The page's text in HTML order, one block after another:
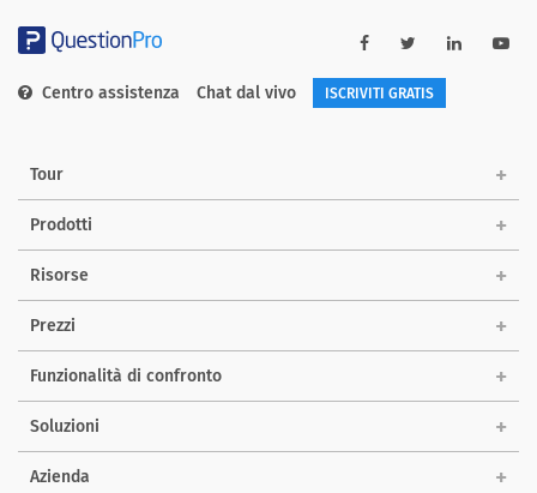
Centro assistenza Chat dal vivo ISCRIVITI GRATIS
Tour
Prodotti
Risorse
Prezzi
Funzionalità di confronto
Soluzioni
Azienda